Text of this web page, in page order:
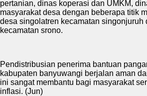
pertanian, dinas koperasi dan UMKM,
masyarakat desa dengan beberapa titik
desa singolatren kecamatan singonjuruh
kecamatan srono.
Pendistribusian penerima bantuan
kabupaten banyuwangi berjalan aman
ini sangat membantu bagi masyarakat
inflasi. (Jun)